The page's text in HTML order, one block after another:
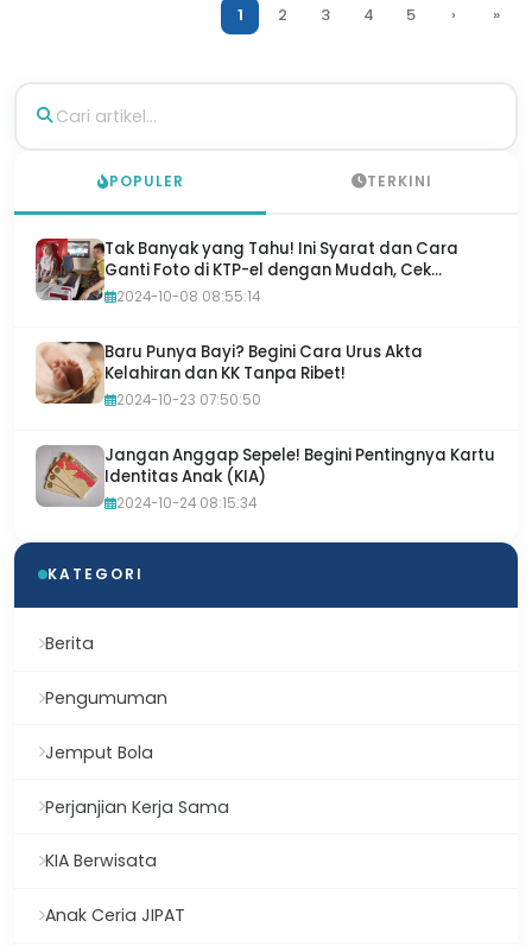
1 2 3 4 5 › »
POPULER TERKINI
Tak Banyak yang Tahu! Ini Syarat dan Cara
Ganti Foto di KTP-el dengan Mudah, Cek
Sekarang!
2024-10-08 08:55:14
Baru Punya Bayi? Begini Cara Urus Akta
Kelahiran dan KK Tanpa Ribet!
2024-10-23 07:50:50
Jangan Anggap Sepele! Begini Pentingnya Kartu
Identitas Anak (KIA)
2024-10-24 08:15:34
KATEGORI
Berita
Pengumuman
Jemput Bola
Perjanjian Kerja Sama
KIA Berwisata
Anak Ceria JIPAT